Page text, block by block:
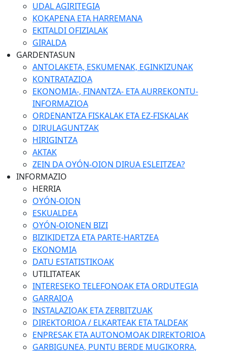
UDAL AGIRITEGIA
KOKAPENA ETA HARREMANA
EKITALDI OFIZIALAK
GIRALDA
GARDENTASUN
ANTOLAKETA, ESKUMENAK, EGINKIZUNAK
KONTRATAZIOA
EKONOMIA-, FINANTZA- ETA AURREKONTU-
INFORMAZIOA
ORDENANTZA FISKALAK ETA EZ-FISKALAK
DIRULAGUNTZAK
HIRIGINTZA
AKTAK
ZEIN DA OYÓN-OION DIRUA ESLEITZEA?
INFORMAZIO
HERRIA
OYÓN-OION
ESKUALDEA
OYÓN-OIONEN BIZI
BIZIKIDETZA ETA PARTE-HARTZEA
EKONOMIA
DATU ESTATISTIKOAK
UTILITATEAK
INTERESEKO TELEFONOAK ETA ORDUTEGIA
GARRAIOA
INSTALAZIOAK ETA ZERBITZUAK
DIREKTORIOA / ELKARTEAK ETA TALDEAK
ENPRESAK ETA AUTONOMOAK DIREKTORIOA
GARBIGUNEA, PUNTU BERDE MUGIKORRA,